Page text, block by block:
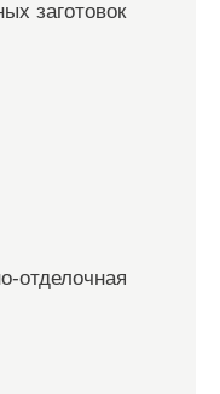
заготовок
отделочная